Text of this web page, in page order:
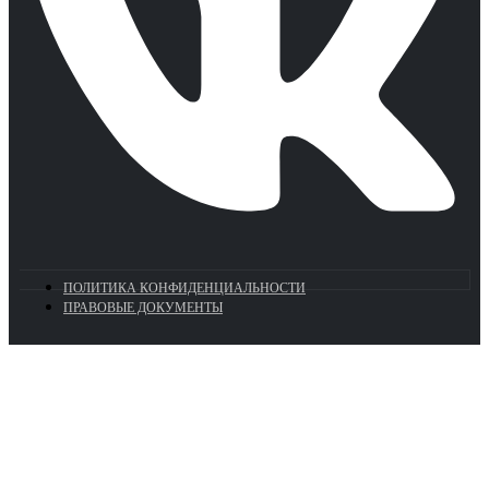
ПОЛИТИКА КОНФИДЕНЦИАЛЬНОСТИ
ПРАВОВЫЕ ДОКУМЕНТЫ